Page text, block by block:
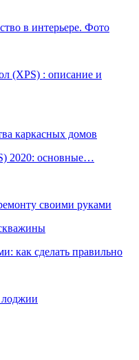
в интерьере. Фото
(XPS) : описание и
каркасных домов
2020: основные…
своими руками
как сделать правильно